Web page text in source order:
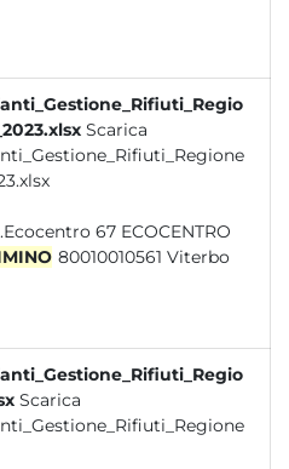
Scarica
LOC....Ecocentro 67 ECOCENTRO
80010010561 Viterbo
Scarica